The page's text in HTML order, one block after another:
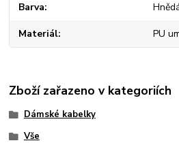
Barva
Materiál PU
Zboží zařazeno v kategoriích
Dámské kabelky
Vše